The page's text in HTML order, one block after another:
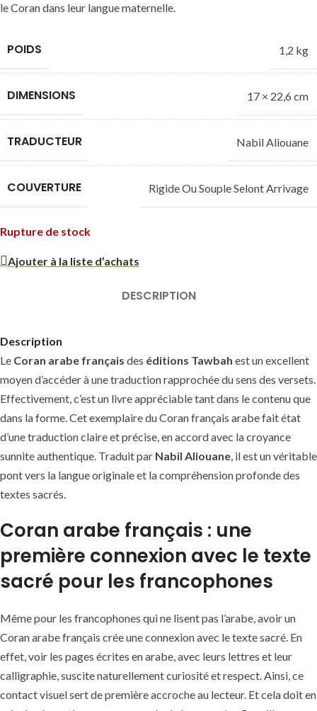
le Coran dans leur langue maternelle.
POIDS 1,2 kg
DIMENSIONS 17 × 22,6 cm
TRADUCTEUR Nabil Aliouane
COUVERTURE Rigide Ou Souple Selont Arrivage
Rupture de stock
Ajouter à la liste d’achats
DESCRIPTION
Description
Le Coran arabe français des éditions Tawbah est un excellent
moyen d’accéder à une traduction rapprochée du sens des versets.
Effectivement, c’est un livre appréciable tant dans le contenu que
dans la forme. Cet exemplaire du Coran français arabe fait état
d’une traduction claire et précise, en accord avec la croyance
sunnite authentique. Traduit par Nabil Aliouane, il est un véritable
pont vers la langue originale et la compréhension profonde des
textes sacrés.
Coran arabe français : une
première connexion avec le texte
sacré pour les francophones
Même pour les francophones qui ne lisent pas l’arabe, avoir un
Coran arabe français crée une connexion avec le texte sacré. En
effet, voir les pages écrites en arabe, avec leurs lettres et leur
calligraphie, suscite naturellement curiosité et respect. Ainsi, ce
contact visuel sert de première accroche au lecteur. Et cela doit en